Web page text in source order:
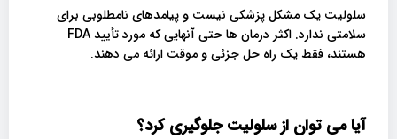
سلولیت یک مشکل پزشکی نیست و پیامدهای نامطلوبی برای
سلامتی ندارد. اکثر درمان ها حتی آنهایی که مورد تأیید FDA
هستند، فقط یک راه حل جزئی و موقت ارائه می دهند.
آیا می توان از سلولیت جلوگیری کرد؟